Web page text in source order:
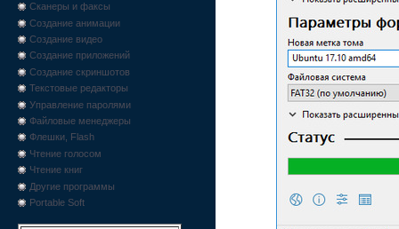
Сканеры и факсы
Создание анимации
Создание видео
Создание приложений
Создание скриншотов
Текстовые редакторы
Управление паролями
Файловые менеджеры
Флешки, Flash
Чтение голосом
Чтение книг
Другие программы
Portable Soft